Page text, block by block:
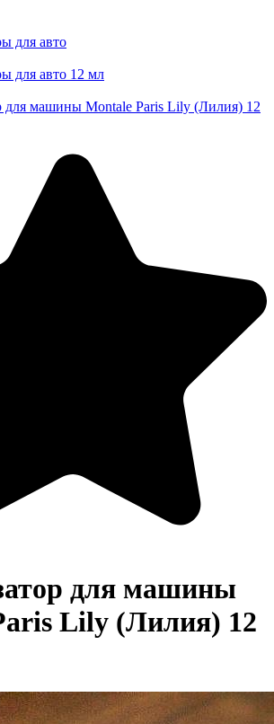
для авто
для авто 12 мл
для машины Montale Paris Lily (Лилия) 12
для машины
Lily (Лилия) 12